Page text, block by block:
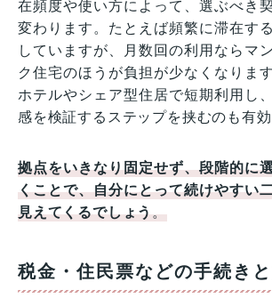
在頻度や使い方によって、選ぶべき
変わります。たとえば頻繁に滞在す
していますが、月数回の利用ならマ
ク住宅のほうが負担が少なくなりま
ホテルやシェア型住居で短期利用し
感を検証するステップを挟むのも有効
拠点をいきなり固定せず、段階的に
くことで、自分にとって続けやすい
見えてくるでしょう。
税金・住民票などの手続き